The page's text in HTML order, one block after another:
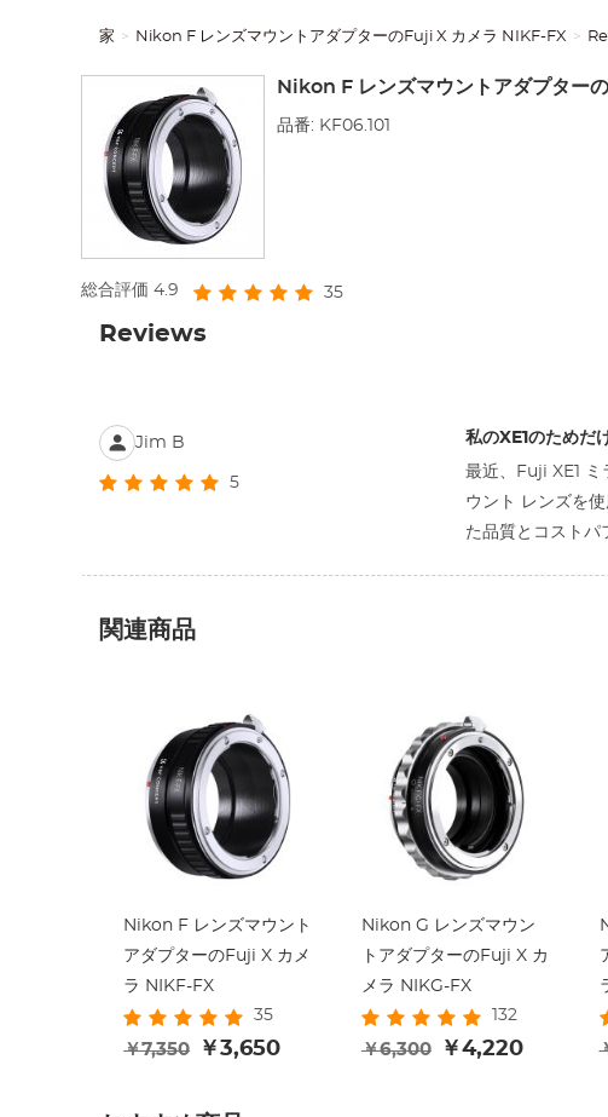
家 Nikon F レンズマウントアダプターのFuji X カメラ NIKF-FX
Nikon F レンズマウントアダプター
品番: KF06.101
総合評価4.9 35
Reviews
Jim B
5
私のXE1のためだ
最近、Fuji XE1
ウント レンズを
た品質とコストパ
関連商品
Nikon F レンズマウント
アダプターのFuji X カメ
ラ NIKF-FX
35
￥7,350 ￥3,650
Nikon G レンズマウン
トアダプターのFuji X カ
メラ NIKG-FX
132
￥6,300 ￥4,220